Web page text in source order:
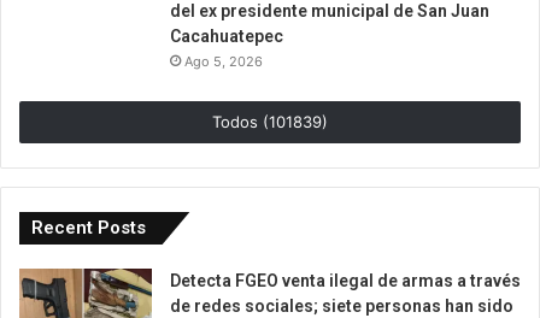
del ex presidente municipal de San Juan
Cacahuatepec
Ago 5, 2026
Todos (101839)
Recent Posts
Detecta FGEO venta ilegal de armas a través
de redes sociales; siete personas han sido